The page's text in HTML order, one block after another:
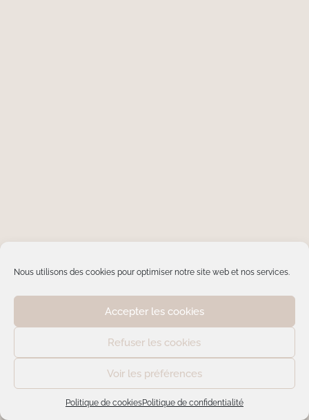
Nous utilisons des cookies pour optimiser notre site web et nos services.
Accepter les cookies
Refuser les cookies
Voir les préférences
Politique de cookiesPolitique de confidentialité